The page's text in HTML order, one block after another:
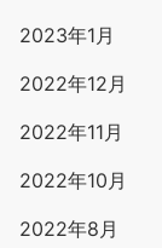
2023年1月
2022年12月
2022年11月
2022年10月
2022年8月